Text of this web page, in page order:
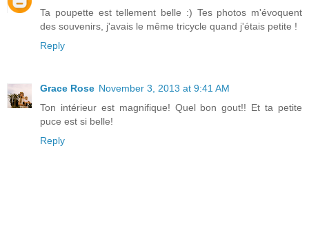
Ta poupette est tellement belle :) Tes photos m'évoquent
des souvenirs, j'avais le même tricycle quand j'étais petite !
Reply
Grace Rose November 3, 2013 at 9:41 AM
Ton intérieur est magnifique! Quel bon gout!! Et ta petite
puce est si belle!
Reply